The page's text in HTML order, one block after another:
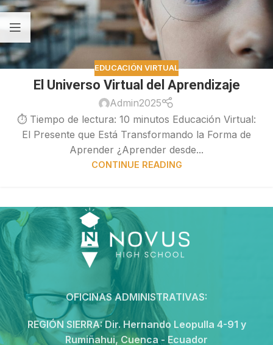
EDUCACIÓN VIRTUAL
El Universo Virtual del Aprendizaje
Admin2025
⏱ Tiempo de lectura: 10 minutos Educación Virtual:
El Presente que Está Transformando la Forma de
Aprender ¿Aprender desde...
CONTINUE READING
OFICINAS ADMINISTRATIVAS:
REGIÓN SIERRA:Dir. Hernando Leopulla 4-91 y
Rumiñahui, Cuenca - Ecuador